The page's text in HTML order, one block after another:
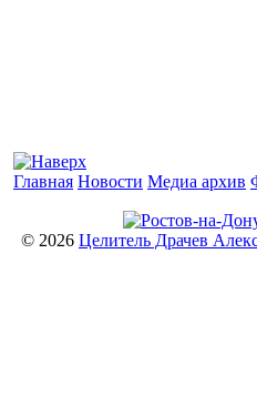
Главная Новости Медиа архив
© 2026 Целитель Драчев